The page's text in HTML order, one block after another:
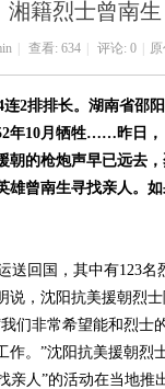
湘籍烈士曾南生
查看: 634 评论: 0
2排排长。湖南省邵
年10月牺牲……昨日
朝的枪炮声早已远去
雄曾南生寻找亲人。
回国，其中有123名
，沈阳抗美援朝烈
们非常希望能和烈士
。”沈阳抗美援朝烈
人”的活动在当地